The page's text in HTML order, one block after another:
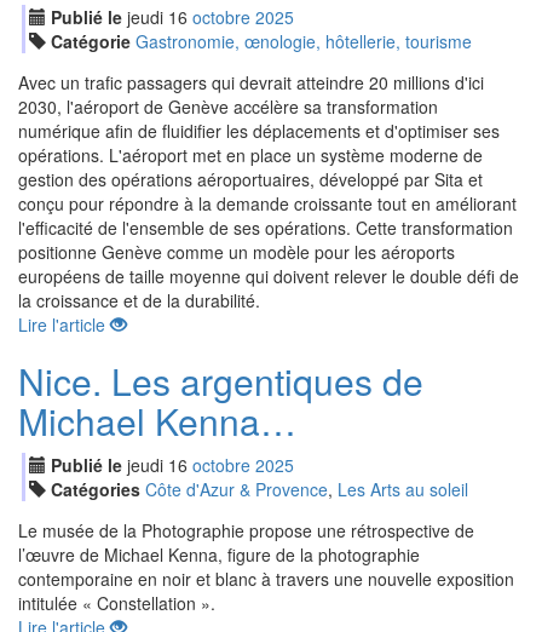
Publié le jeudi 16 octobre 2025
Catégorie Gastronomie, œnologie, hôtellerie, tourisme
Avec un trafic passagers qui devrait atteindre 20 millions d'ici
2030, l'aéroport de Genève accélère sa transformation
numérique afin de fluidifier les déplacements et d'optimiser ses
opérations. L'aéroport met en place un système moderne de
gestion des opérations aéroportuaires, développé par Sita et
conçu pour répondre à la demande croissante tout en améliorant
l'efficacité de l'ensemble de ses opérations. Cette transformation
positionne Genève comme un modèle pour les aéroports
européens de taille moyenne qui doivent relever le double défi de
la croissance et de la durabilité.
Lire l'article
Nice. Les argentiques de
Michael Kenna…
Publié le jeudi 16 octobre 2025
Catégories Côte d'Azur & Provence, Les Arts au soleil
Le musée de la Photographie propose une rétrospective de
l’œuvre de Michael Kenna, figure de la photographie
contemporaine en noir et blanc à travers une nouvelle exposition
intitulée « Constellation ».
Lire l'article